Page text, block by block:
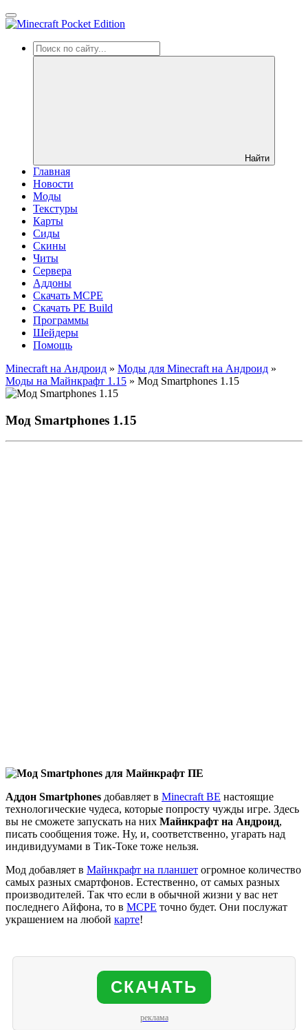
Найти
Главная
Новости
Моды
Текстуры
Карты
Сиды
Cкины
Читы
Сервера
Аддоны
Скачать MCPE
Скачать PE Build
Программы
Шейдеры
Помощь
Minecraft на Андроид » Моды для Minecraft на Андроид »
Моды на Майнкрафт 1.15 » Мод Smartphones 1.15
Мод Smartphones 1.15
Аддон Smartphones добавляет в Minecraft BE настоящие
технологические чудеса, которые попросту чужды игре. Здесь
вы не сможете запускать на них Майнкрафт на Андроид,
писать сообщения тоже. Ну, и, соответственно, угарать над
индивидуумами в Тик-Токе тоже нельзя.
Мод добавляет в Майнкрафт на планшет огромное количество
самых разных смартфонов. Естественно, от самых разных
производителей. Так что если в обычной жизни у вас нет
последнего Айфона, то в MCPE точно будет. Они послужат
украшением на любой карте!
СКАЧАТЬ
реклама